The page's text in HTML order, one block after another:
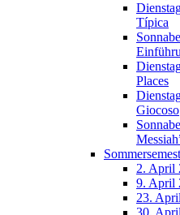
Típica
Places
Giocoso
2. April
9. April
23.
30.